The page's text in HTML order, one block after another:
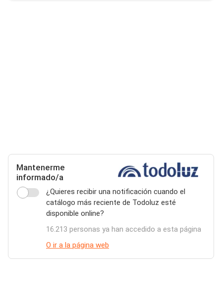
Mantenerme
informado/a
¿Quieres recibir una notificación cuando el
catálogo más reciente de Todoluz esté
disponible online?
16.213 personas ya han accedido a esta página
O ir a la página web